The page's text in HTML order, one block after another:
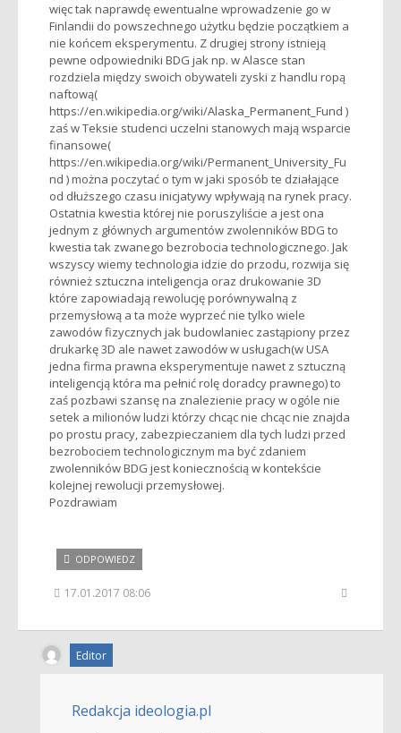
więc tak naprawdę ewentualne wprowadzenie go w
Finlandii do powszechnego użytku będzie początkiem a
nie końcem eksperymentu. Z drugiej strony istnieją
pewne odpowiedniki BDG jak np. w Alasce stan
rozdziela między swoich obywateli zyski z handlu ropą
naftową(
https://en.wikipedia.org/wiki/Alaska_Permanent_Fund )
zaś w Teksie studenci uczelni stanowych mają wsparcie
finansowe(
https://en.wikipedia.org/wiki/Permanent_University_Fu
nd ) można poczytać o tym w jaki sposób te działające
od dłuższego czasu inicjatywy wpływają na rynek pracy.
Ostatnia kwestia której nie poruszyliście a jest ona
jednym z głównych argumentów zwolenników BDG to
kwestia tak zwanego bezrobocia technologicznego. Jak
wszyscy wiemy technologia idzie do przodu, rozwija się
również sztuczna inteligencja oraz drukowanie 3D
które zapowiadają rewolucję porównywalną z
przemysłową a ta może wyprzeć nie tylko wiele
zawodów fizycznych jak budowlaniec zastąpiony przez
drukarkę 3D ale nawet zawodów w usługach(w USA
jedna firma prawna eksperymentuje nawet z sztuczną
inteligencją która ma pełnić rolę doradcy prawnego) to
zaś pozbawi szansę na znalezienie pracy w ogóle nie
setek a milionów ludzi którzy chcąc nie chcąc nie znajda
po prostu pracy, zabezpieczaniem dla tych ludzi przed
bezrobociem technologicznym ma być zdaniem
zwolenników BDG jest koniecznością w kontekście
kolejnej rewolucji przemysłowej.
Pozdrawiam
ODPOWIEDZ
17.01.2017 08:06
Editor
Redakcja ideologia.pl